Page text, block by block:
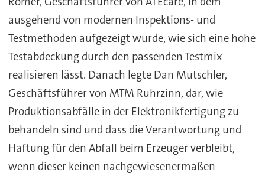
ausgehend von modernen Inspektions- und
Testmethoden aufgezeigt wurde, wie sich eine hohe
Testabdeckung durch den passenden Testmix
realisieren lässt. Danach legte Dan Mutschler,
Geschäftsführer von MTM Ruhrzinn, dar, wie
Produktionsabfälle in der Elektronikfertigung zu
behandeln sind und dass die Verantwortung und
Haftung für den Abfall beim Erzeuger verbleibt,
wenn dieser keinen nachgewiesenermaßen